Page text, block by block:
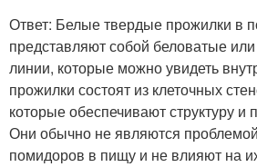
Ответ: Белые твердые прожилки в
представляют собой беловатые
линии, которые можно увидеть
прожилки состоят из клеточных
которые обеспечивают структуру и
Они обычно не являются
помидоров в пищу и не влияют на